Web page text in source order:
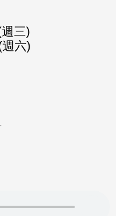
三)
六)